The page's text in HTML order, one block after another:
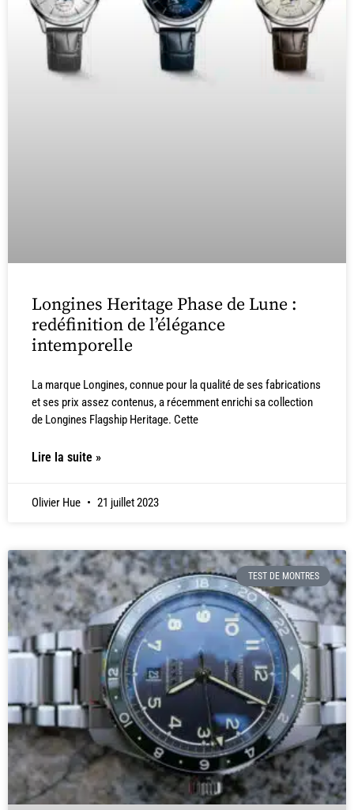
Longines Heritage Phase de Lune :
redéfinition de l’élégance
intemporelle
La marque Longines, connue pour la qualité de ses fabrications
et ses prix assez contenus, a récemment enrichi sa collection
de Longines Flagship Heritage. Cette
Lire la suite »
Olivier Hue 21 juillet 2023
TEST DE MONTRES